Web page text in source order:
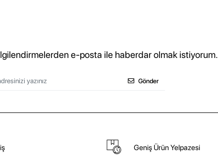
e-posta ile haberdar olmak istiyorum.
Gönder
Geniş Ürün Yelpazesi